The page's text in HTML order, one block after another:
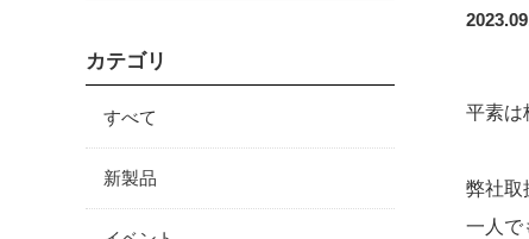
平素は
弊社取
一人で
カテゴリ
すべて
新製品